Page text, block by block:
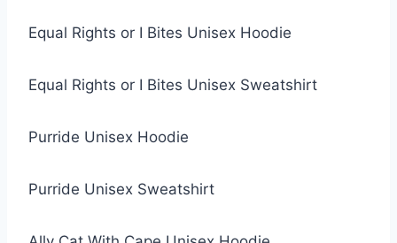
Equal Rights or I Bites Unisex Hoodie
Equal Rights or I Bites Unisex Sweatshirt
Purride Unisex Hoodie
Purride Unisex Sweatshirt